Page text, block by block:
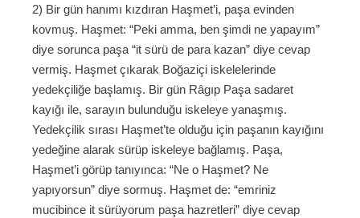
2) Bir gün hanımı kızdıran Haşmet’i, paşa evinden
kovmuş. Haşmet: “Peki amma, ben şimdi ne yapayım”
diye sorunca paşa “it sürü de para kazan” diye cevap
vermiş. Haşmet çıkarak Boğaziçi iskelelerinde
yedekçiliğe başlamış. Bir gün Râgıp Paşa sadaret
kayığı ile, sarayın bulunduğu iskeleye yanaşmış.
Yedekçilik sırası Haşmet’te olduğu için paşanın kayığını
yedeğine alarak sürüp iskeleye bağlamış. Paşa,
Haşmet’i görüp tanıyınca: “Ne o Haşmet? Ne
yapıyorsun” diye sormuş. Haşmet de: “emriniz
mucibince it sürüyorum paşa hazretleri” diye cevap